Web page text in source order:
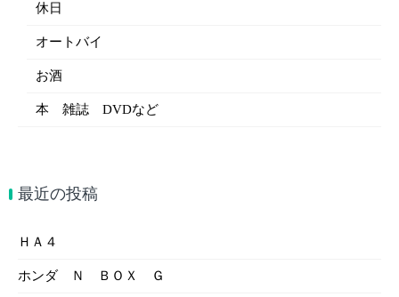
休日
オートバイ
お酒
本 雑誌 DVDなど
最近の投稿
ＨＡ４
ホンダ Ｎ ＢＯＸ Ｇ